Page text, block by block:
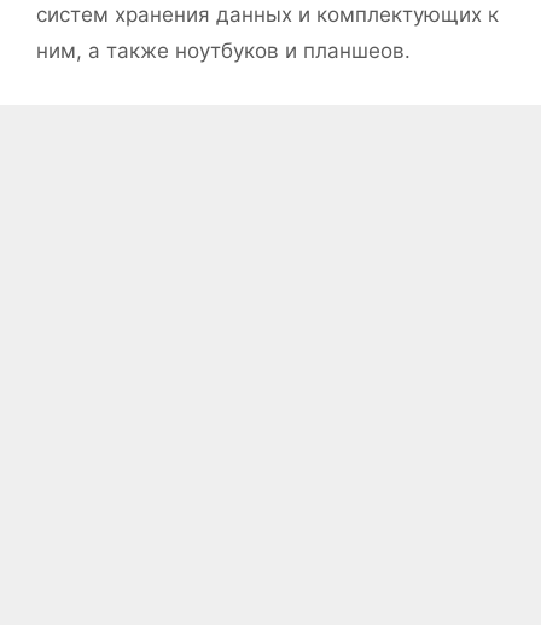
систем хранения данных и комплектующих к
ним, а также ноутбуков и планшеов.